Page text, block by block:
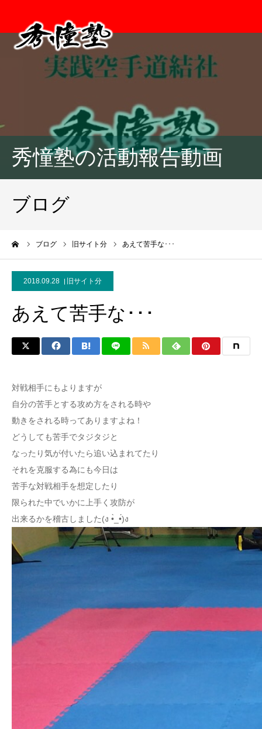
秀憧塾の活動報告動画
ブログ
ブログ 旧サイト分 あえて苦手な･･･
2018.09.28 旧サイト分
あえて苦手な･･･
対戦相手にもよりますが
自分の苦手とする攻め方をされる時や
動きをされる時ってありますよね！
どうしても苦手でタジタジと
なったり気が付いたら追い込まれてたり
それを克服する為にも今日は
苦手な対戦相手を想定したり
限られた中でいかに上手く攻防が
出来るかを稽古しました(ง •̀_•́)ง